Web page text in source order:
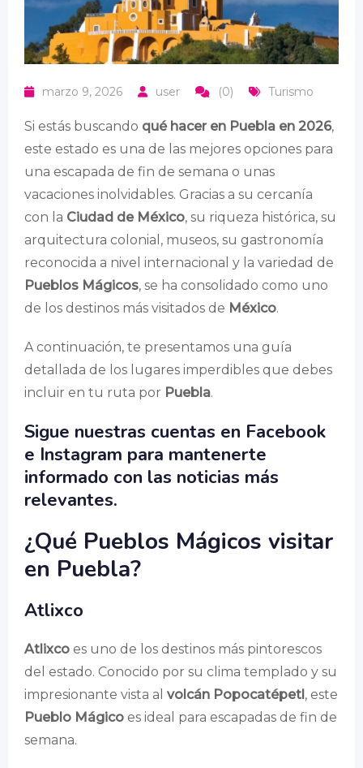
marzo 9, 2026 user (0) Turismo
Si estás buscando qué hacer en Puebla en 2026,
este estado es una de las mejores opciones para
una escapada de fin de semana o unas
vacaciones inolvidables. Gracias a su cercanía
con la Ciudad de México, su riqueza histórica, su
arquitectura colonial, museos, su gastronomía
reconocida a nivel internacional y la variedad de
Pueblos Mágicos, se ha consolidado como uno
de los destinos más visitados de México.
A continuación, te presentamos una guía
detallada de los lugares imperdibles que debes
incluir en tu ruta por Puebla.
Sigue nuestras cuentas en Facebook
e Instagram para mantenerte
informado con las noticias más
relevantes.
¿Qué Pueblos Mágicos visitar
en Puebla?
Atlixco
Atlixco es uno de los destinos más pintorescos
del estado. Conocido por su clima templado y su
impresionante vista al volcán Popocatépetl, este
Pueblo Mágico es ideal para escapadas de fin de
semana.